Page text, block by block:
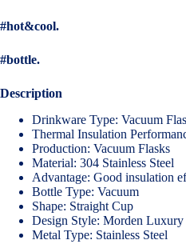
#hot&cool.
#bottle.
Description
Drinkware Type: Vacuum
Thermal Insulation
Production: Vacuum Flasks
Material: 304 Stainless Steel
Advantage: Good insulation
Bottle Type: Vacuum
Shape: Straight Cup
Design Style: Morden Luxury
Metal Type: Stainless Steel